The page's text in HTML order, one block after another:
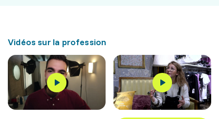
Vidéos sur la profession